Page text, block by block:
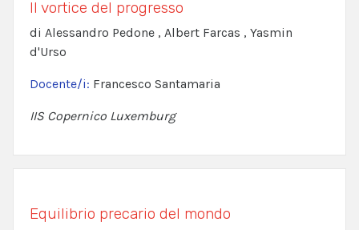
Il vortice del progresso
di Alessandro Pedone , Albert Farcas , Yasmin
d'Urso
Docente/i: Francesco Santamaria
IIS Copernico Luxemburg
Equilibrio precario del mondo